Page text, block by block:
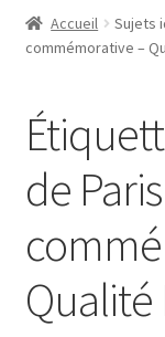
Accueil
Sujets
commémorative –
de
Qualité